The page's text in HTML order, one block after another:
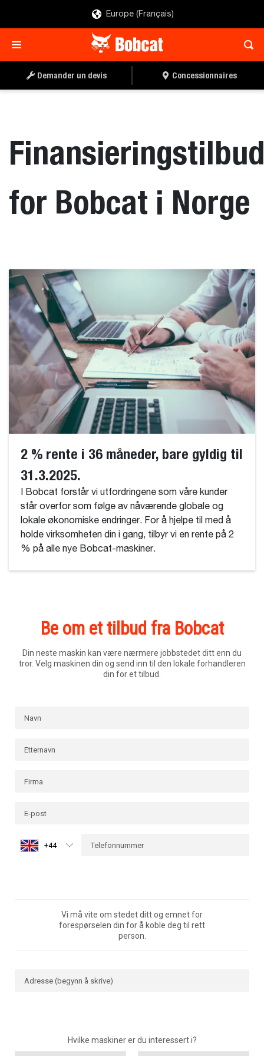
Europe (Français)
Demander un devis Concessionnaires
Finansieringstilbud
for Bobcat i Norge
2 % rente i 36 måneder, bare gyldig til
31.3.2025.
I Bobcat forstår vi utfordringene som våre kunder
står overfor som følge av nåværende globale og
lokale økonomiske endringer. For å hjelpe til med å
holde virksomheten din i gang, tilbyr vi en rente på 2
% på alle nye Bobcat-maskiner.